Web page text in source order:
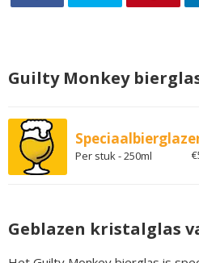
Guilty Monkey
Per stuk - 250ml
Geblazen kristalglas